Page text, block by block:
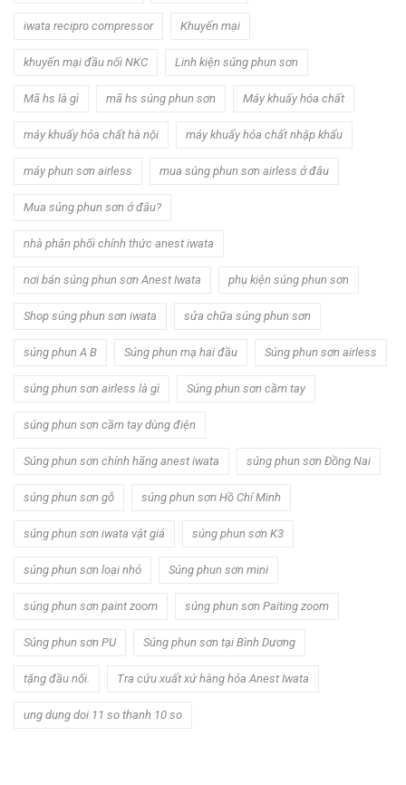
iwata recipro compressor Khuyến mại
khuyến mại đầu nối NKC Linh kiện súng phun sơn
Mã hs là gì mã hs súng phun sơn Máy khuấy hóa chất
máy khuấy hóa chất hà nội máy khuấy hóa chất nhập khẩu
máy phun sơn airless mua súng phun sơn airless ở đâu
Mua súng phun sơn ở đâu?
nhà phân phối chính thức anest iwata
nơi bán súng phun sơn Anest Iwata phụ kiện súng phun sơn
Shop súng phun sơn iwata sửa chữa súng phun sơn
súng phun A B Súng phun mạ hai đầu Súng phun sơn airless
súng phun sơn airless là gì Súng phun sơn cầm tay
súng phun sơn cầm tay dùng điện
Súng phun sơn chính hãng anest iwata súng phun sơn Đồng Nai
súng phun sơn gỗ súng phun sơn Hồ Chí Minh
súng phun sơn iwata vật giá súng phun sơn K3
súng phun sơn loại nhỏ Súng phun sơn mini
súng phun sơn paint zoom súng phun sơn Paiting zoom
Súng phun sơn PU Súng phun sơn tại Bình Dương
tặng đầu nối. Tra cứu xuất xứ hàng hóa Anest Iwata
ung dung doi 11 so thanh 10 so